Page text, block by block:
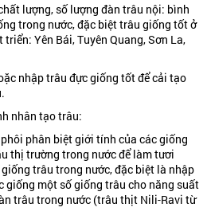
lượng, số lượng đàn trâu nội: bình
trong nước, đặc biệt trâu giống tốt ở
Yên Bái, Tuyên Quang, Sơn La,
nhập trâu đực giống tốt để cải tạo
nhân tạo trâu:
phân biệt giới tính của các giống
thị trường trong nước để làm tươi
trâu trong nước, đặc biệt là nhập
giống một số giống trâu cho năng suất
trâu trong nước (trâu thịt Nili-Ravi từ